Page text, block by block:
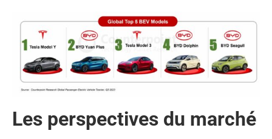
Les perspectives du marché